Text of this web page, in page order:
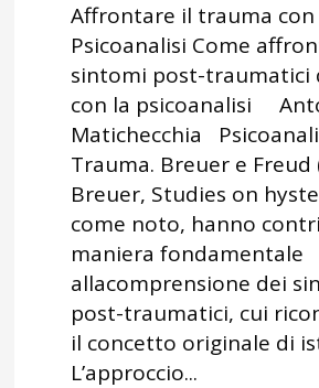
Affrontare il trauma con
Psicoanalisi Come
sintomi post-traumatici
con la psicoanalisi
Matichecchia
Trauma. Breuer e Freud
Breuer, Studies on
come noto, hanno
maniera fondamentale
allacomprensione dei
post-traumatici, cui
il concetto originale di
L’approccio...